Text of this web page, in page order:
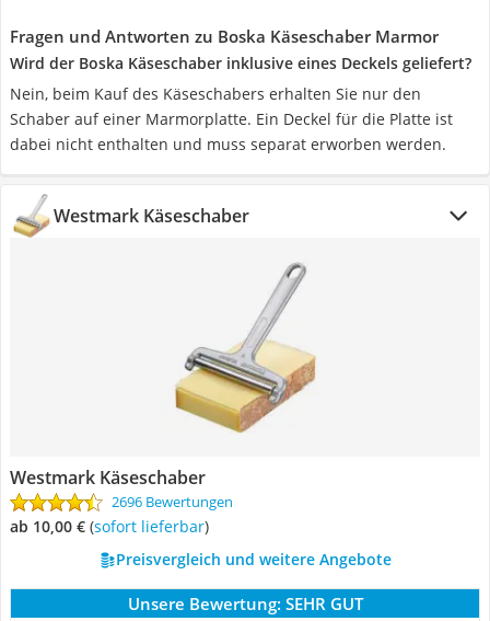
Fragen und Antworten zu Boska Käseschaber Marmor
Wird der Boska Käseschaber inklusive eines Deckels geliefert?
Nein, beim Kauf des Käseschabers erhalten Sie nur den
Schaber auf einer Marmorplatte. Ein Deckel für die Platte ist
dabei nicht enthalten und muss separat erworben werden.
Westmark Käseschaber
Westmark Käseschaber
2696 Bewertungen
ab 10,00 € ( Sofort lieferbar)
Preisvergleich und weitere Angebote
Unsere Bewertung: SEHR GUT